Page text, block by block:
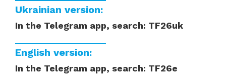
Ukrainian version:
In the Telegram app, search: TF26uk
English version:
In the Telegram app, search: TF26e